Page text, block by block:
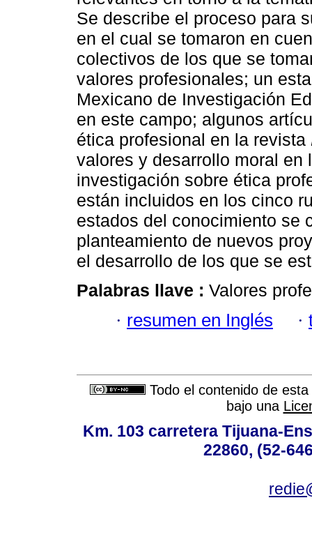
Se describe el proceso para
en el cual se tomaron en
colectivos de los que se
valores profesionales; un
Mexicano de Investigación
en este campo; algunos
ética profesional en la revista
valores y desarrollo moral en
investigación sobre ética
están incluidos en los cinco
estados del conocimiento se
planteamiento de nuevos
el desarrollo de los que se
Palabras llave : Valores
· resumen en Inglés ·
Todo el contenido de
bajo una
Km. 103 carretera Tijuana-
22860, (52-